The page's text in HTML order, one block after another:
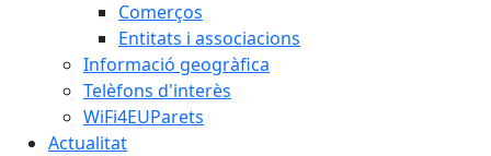
Comerços
Entitats i associacions
Informació geogràfica
Telèfons d'interès
WiFi4EUParets
Actualitat